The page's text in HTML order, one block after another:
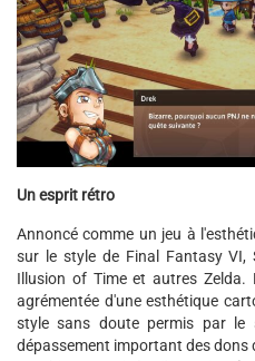
Un esprit rétro
Annoncé comme un jeu à
sur le style de Final Fantasy VI,
Illusion of Time et autres
agrémentée d'une esthétique
style sans doute permis par le
dépassement important des dons